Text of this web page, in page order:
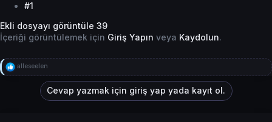
#1
Ekli dosyayı görüntüle 39
İçeriği görüntülemek için Giriş Yapın veya Kaydolun.
T
e
alleseelen
Cevap yazmak için giriş yap yada kayıt ol.